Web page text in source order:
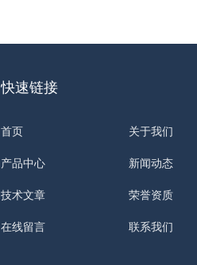
快速链接
首页 关于我们
产品中心 新闻动态
技术文章 荣誉资质
在线留言 联系我们